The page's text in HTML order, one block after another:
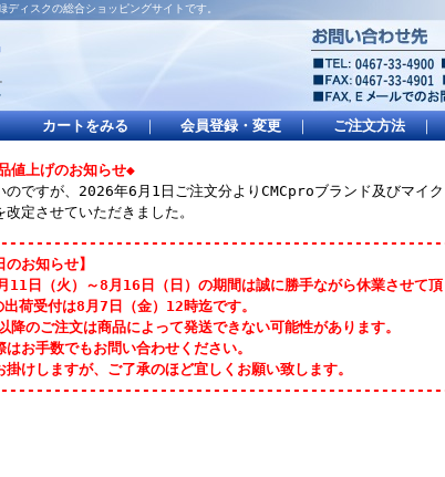
ディスクの総合ショッピングサイトです。
カートをみる ｜ 会員登録・変更 ｜ ご注文方法 ｜
値上げのお知らせ◆
のですが、2026年6月1日ご注文分よりCMCproブランド及びマイ
定させていただきました。
のお知らせ】
11日（火）～8月16日（日）の期間は誠に勝手ながら休業させて
荷受付は8月7日（金）12時迄です。
降のご注文は商品によって発送できない可能性があります。
お手数でもお問い合わせください。
けしますが、ご了承のほど宜しくお願い致します。